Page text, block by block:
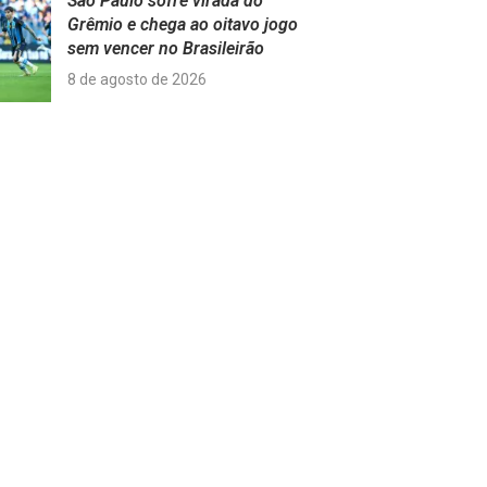
Grêmio e chega ao oitavo jogo
sem vencer no Brasileirão
8 de agosto de 2026